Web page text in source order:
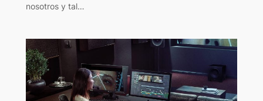
nosotros y tal…